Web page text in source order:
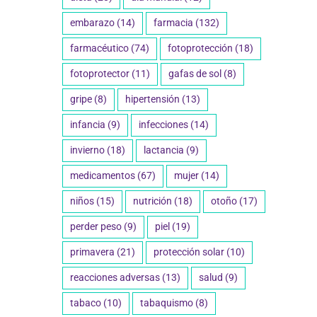
27 enero 2025
embarazo (14) farmacia (132)
farmacéutico (74) fotoprotección (18)
fotoprotector (11) gafas de sol (8)
gripe (8) hipertensión (13)
infancia (9) infecciones (14)
invierno (18) lactancia (9)
medicamentos (67) mujer (14)
niños (15) nutrición (18) otoño (17)
perder peso (9) piel (19)
primavera (21) protección solar (10)
reacciones adversas (13) salud (9)
tabaco (10) tabaquismo (8)